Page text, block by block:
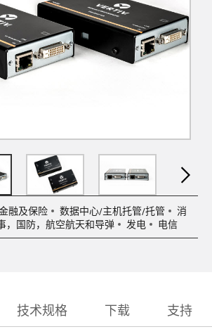
融及保险 数据中心/主机托管/托管
消
，国防，航空航天和导弹 发电 电信
技术规格 下载 支持